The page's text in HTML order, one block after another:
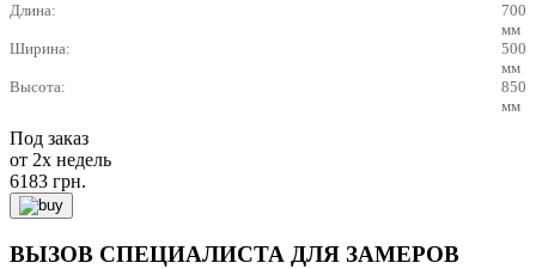
Длина:
700
мм
Ширина:
500
мм
Высота:
850
мм
Под заказ
от 2х недель
6183 грн.
ВЫЗОВ СПЕЦИАЛИСТА ДЛЯ ЗАМЕРОВ